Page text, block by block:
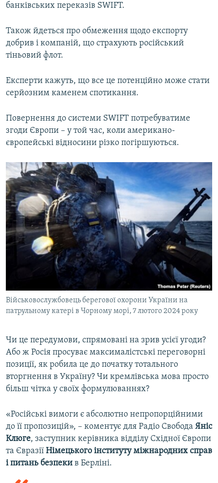
банківських переказів SWIFT.
Також йдеться про обмеження щодо експорту
добрив і компаній, що страхують російський
тіньовий флот.
Експерти кажуть, що все це потенційно може стати
серйозним каменем спотикання.
Повернення до системи SWIFT потребуватиме
згоди Європи – у той час, коли американо-
європейські відносини різко погіршуються.
Військовослужбовець берегової охорони України на
патрульному катері в Чорному морі, 7 лютого 2024 року
Чи це передумови, спрямовані на зрив усієї угоди?
Або ж Росія просуває максималістські переговорні
позиції, як робила це до початку тотального
вторгнення в Україну? Чи кремлівська мова просто
більш чітка у своїх формулюваннях?
«Російські вимоги є абсолютно непропорційними
до її пропозицій», – коментує для Радіо Свобода Яніс
Клюге, заступник керівника відділу Східної Європи
та Євразії Німецького інституту міжнародних справ
і питань безпеки в Берліні.